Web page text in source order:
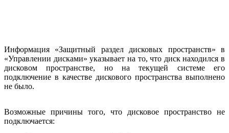
Информация «Защитный раздел дисковых пространств» в
«Управлении дисками» указывает на то, что диск находился в
дисковом пространстве, но на текущей системе его
подключение в качестве дискового пространства выполнено
не было.
Возможные причины того, что дисковое пространство не
подключается: